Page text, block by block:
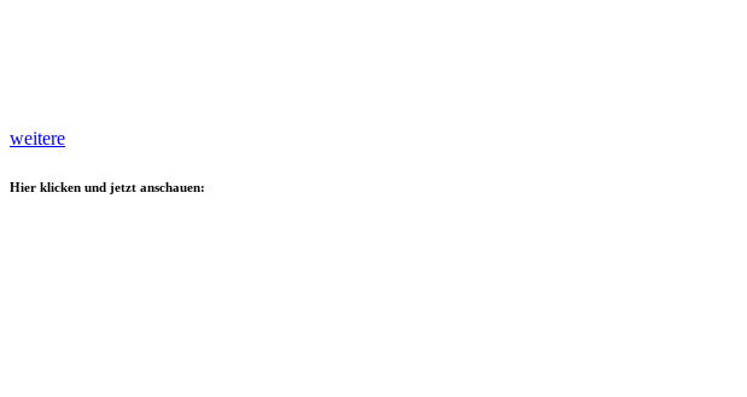
weitere
Hier klicken und jetzt anschauen: